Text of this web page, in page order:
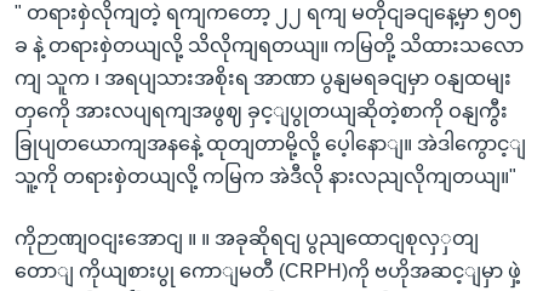
" တရားစှဲလိုကျတဲ့ ရကျကတော့ ၂၂ ရကျ မတိုငျခငျနေ့မှာ ၅၀၅
ခ နဲ့ တရားစှဲတယျလို့ သိလိုကျရတယျ။ ကမြတို့ သိထားသလော
ကျ သူက ၊ အရပျသားအစိုးရ အာဏာ ပွနျမရခငျမှာ ဝနျထမျး
တှကေို အားလပျရကျအဖွဈ ခှင့ျပွုတယျဆိုတဲ့စာကို ဝနျကွီး
ခြုပျတယောကျအနနေဲ့ ထုတျတာမို့လို့ ပေ့ါနောျ။ အဲဒါကွောင့ျ
သူ့ကို တရားစှဲတယျလို့ ကမြက အဲဒီလို နားလညျလိုကျတယျ။"
ကိုဉာဏျဝငျးအောငျ ။ ။ အခုဆိုရငျ ပွညျထောငျစုလှှတျ
တောျ ကိုယျစားပွု ကောျမတီ (CRPH)ကို ဗဟိုအဆင့ျမှာ ဖှဲ့